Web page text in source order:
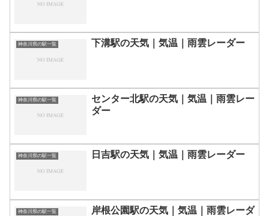
神奈川県の駅一覧 下溝駅の天気｜気温｜雨雲レーダー
神奈川県の駅一覧
センター北駅の天気｜気温｜雨雲レー
ダー
神奈川県の駅一覧 日吉駅の天気｜気温｜雨雲レーダー
神奈川県の駅一覧
岸根公園駅の天気｜気温｜雨雲レーダ